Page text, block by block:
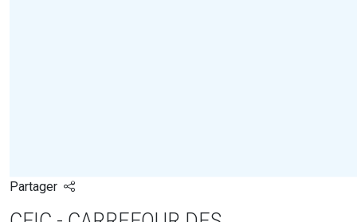
Partager